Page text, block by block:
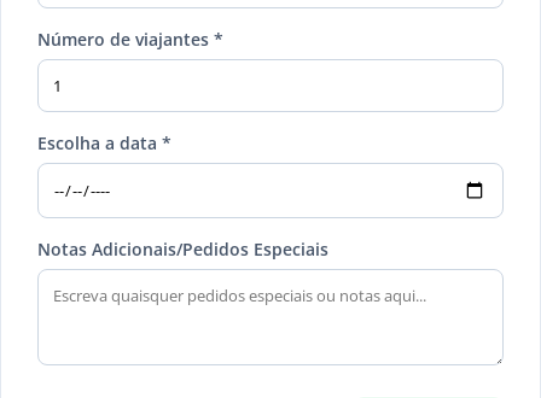
Número de viajantes *
Escolha a data *
Notas Adicionais/Pedidos Especiais